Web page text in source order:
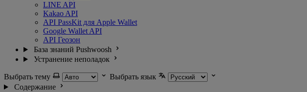
LINE API
Kakao API
API PassKit для Apple Wallet
Google Wallet API
API Геозон
База знаний Pushwoosh
Устранение неполадок
Выбрать тему
Выбрать язык
Содержание